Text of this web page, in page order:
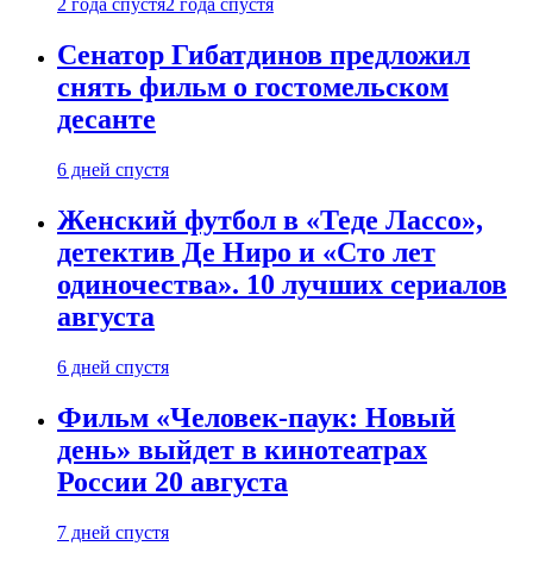
2 года спустя2 года спустя
Сенатор Гибатдинов предложил
снять фильм о гостомельском
десанте
6 дней спустя
Женский футбол в «Теде Лассо»,
детектив Де Ниро и «Сто лет
одиночества». 10 лучших сериалов
августа
6 дней спустя
Фильм «Человек-паук: Новый
день» выйдет в кинотеатрах
России 20 августа
7 дней спустя